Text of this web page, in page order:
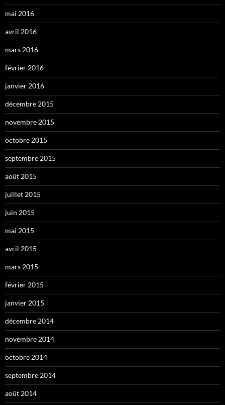
mai 2016
avril 2016
mars 2016
février 2016
janvier 2016
décembre 2015
novembre 2015
octobre 2015
septembre 2015
août 2015
juillet 2015
juin 2015
mai 2015
avril 2015
mars 2015
février 2015
janvier 2015
décembre 2014
novembre 2014
octobre 2014
septembre 2014
août 2014